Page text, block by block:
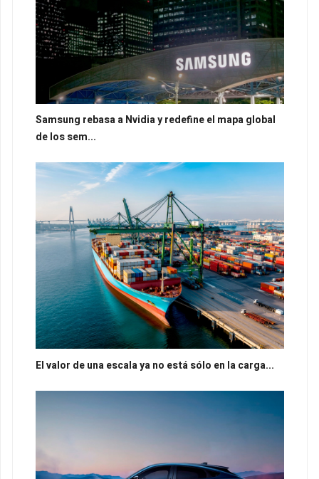
Samsung rebasa a Nvidia y redefine el mapa global
de los sem...
El valor de una escala ya no está sólo en la carga...